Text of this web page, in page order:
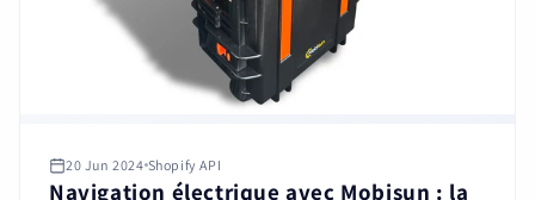
20 Jun 2024 Shopify API
Navigation électrique avec Mobisun : la